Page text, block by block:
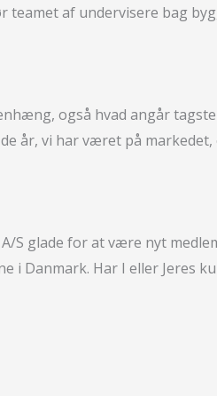
teamet af undervisere bag
også hvad angår
år, vi har været på markedet,
S glade for at være nyt
i Danmark. Har I eller Jeres